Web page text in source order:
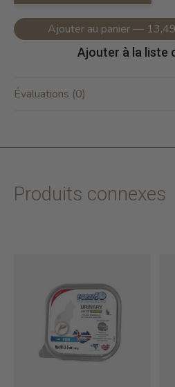
Ajouter au
Ajouter à la liste
Évaluations (0)
Produits connexes